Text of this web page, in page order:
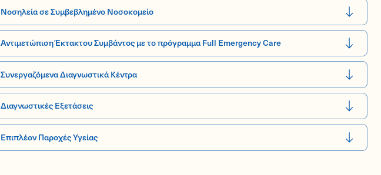
Νοσηλεία σε Συμβεβλημένο Νοσοκομείο
Αντιμετώπιση Έκτακτου Συμβάντος με το πρόγραμμα Full Emergency Care
Συνεργαζόμενα Διαγνωστικά Κέντρα
Διαγνωστικές Εξετάσεις
Επιπλέον Παροχές Υγείας